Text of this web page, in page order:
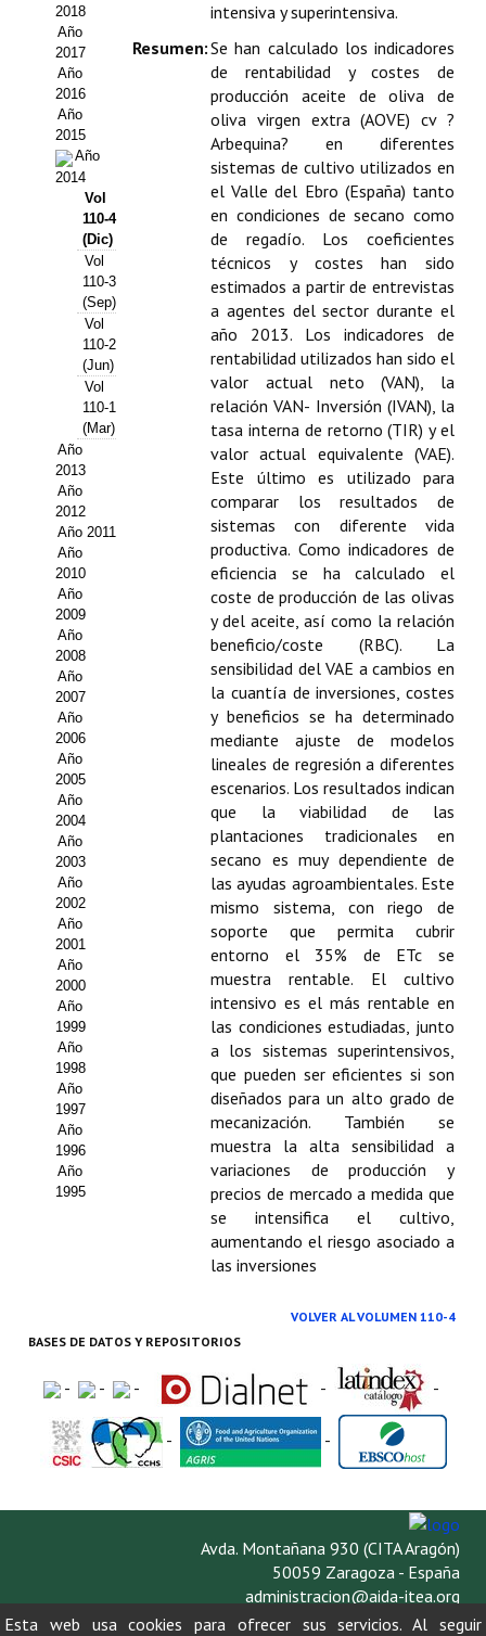
Equipo Editorial
Leer revista ITEA
Directrices para autores/as
Políticas Editoriales
Propuesta Volumen Especial
Sello Calidad FECYT
Premio Prensa Agraria
Buscador de Artículos
JORNADAS AIDA
Presentación Jornadas
Comunicaciones
Jornadas PAM 2026
Premio Jóvenes Investigadores
Buscador de Comunicaciones
Buscador de Comunicaciones
CONTACTO
BUSCADOR
2018
Año
2017
Año
2016
Año
2015
Año
2014
Vol
110-4
(Dic)
Vol
110-3
(Sep)
Vol
110-2
(Jun)
Vol
110-1
(Mar)
Año
2013
Año
2012
Año 2011
Año
2010
Año
2009
Año
2008
Año
2007
Año
2006
Año
2005
Año
2004
Año
2003
Año
2002
Año
2001
Año
2000
Año
1999
Año
1998
Año
1997
Año
1996
Año
1995
intensiva y superintensiva.
Resumen:Se han calculado los indicadores
de rentabilidad y costes de
producción aceite de oliva de
oliva virgen extra (AOVE) cv ?
Arbequina? en diferentes
sistemas de cultivo utilizados en
el Valle del Ebro (España) tanto
en condiciones de secano como
de regadío. Los coeficientes
técnicos y costes han sido
estimados a partir de entrevistas
a agentes del sector durante el
año 2013. Los indicadores de
rentabilidad utilizados han sido el
valor actual neto (VAN), la
relación VAN- Inversión (IVAN), la
tasa interna de retorno (TIR) y el
valor actual equivalente (VAE).
Este último es utilizado para
comparar los resultados de
sistemas con diferente vida
productiva. Como indicadores de
eficiencia se ha calculado el
coste de producción de las olivas
y del aceite, así como la relación
beneficio/coste (RBC). La
sensibilidad del VAE a cambios en
la cuantía de inversiones, costes
y beneficios se ha determinado
mediante ajuste de modelos
lineales de regresión a diferentes
escenarios. Los resultados indican
que la viabilidad de las
plantaciones tradicionales en
secano es muy dependiente de
las ayudas agroambientales. Este
mismo sistema, con riego de
soporte que permita cubrir
entorno el 35% de ETc se
muestra rentable. El cultivo
intensivo es el más rentable en
las condiciones estudiadas, junto
a los sistemas superintensivos,
que pueden ser eficientes si son
diseñados para un alto grado de
mecanización. También se
muestra la alta sensibilidad a
variaciones de producción y
precios de mercado a medida que
se intensifica el cultivo,
aumentando el riesgo asociado a
las inversiones
VOLVER AL VOLUMEN 110-4
BASES DE DATOS Y REPOSITORIOS
- - - - -
- -
Avda. Montañana 930 (CITA Aragón)
50059 Zaragoza - España
administracion@aida-itea.org
976 716 305
Esta web usa cookies para ofrecer sus servicios. Al seguir